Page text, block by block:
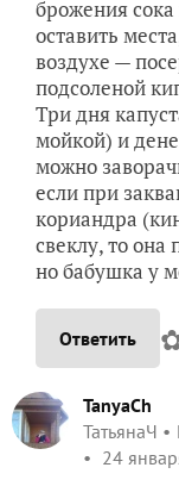
брожения
оставить
воздухе —
подсоленой
Три дня
мойкой) и
можно
если при
кориандра
свеклу, то она
но бабушка у
Ответить
TanyaCh
ТатьянаЧ
24